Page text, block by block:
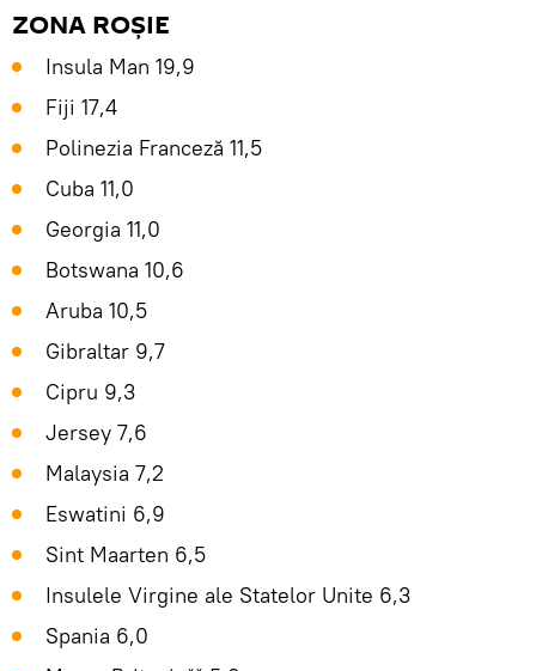
ZONA ROȘIE
Insula Man 19,9
Fiji 17,4
Polinezia Franceză 11,5
Cuba 11,0
Georgia 11,0
Botswana 10,6
Aruba 10,5
Gibraltar 9,7
Cipru 9,3
Jersey 7,6
Malaysia 7,2
Eswatini 6,9
Sint Maarten 6,5
Insulele Virgine ale Statelor Unite 6,3
Spania 6,0